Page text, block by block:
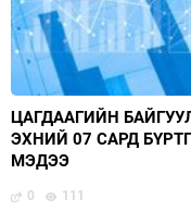
ЦАГДААГИЙН
ЭХНИЙ 07 САРД
МЭДЭЭ
0 111